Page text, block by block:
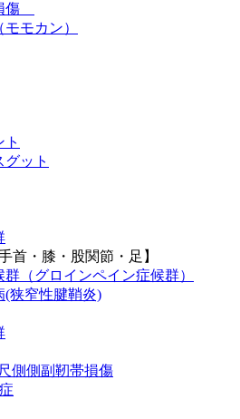
傷
モカン）
ト
グット
首・膝・股関節・足】
（グロインペイン症候群）
(狭窄性腱鞘炎)
側側副靭帯損傷